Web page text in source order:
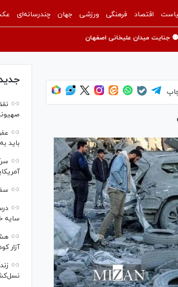
اقتصاد فرهنگی ورزشی جهان چندرسانه‌ای
🟡 جنایت میدان علیخانی اصفهان
صهیونیستی؛
باید
سایه
آزار